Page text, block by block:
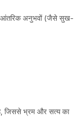
आंतरिक अनुभवों (जैसे सुख-
जिससे भ्रम और सत्य का